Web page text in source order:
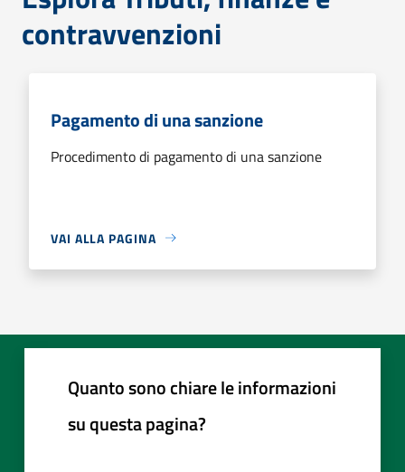
contravvenzioni
Pagamento di una sanzione
Procedimento di pagamento di una sanzione
VAI ALLA PAGINA
Quanto sono chiare le informazioni
su questa pagina?